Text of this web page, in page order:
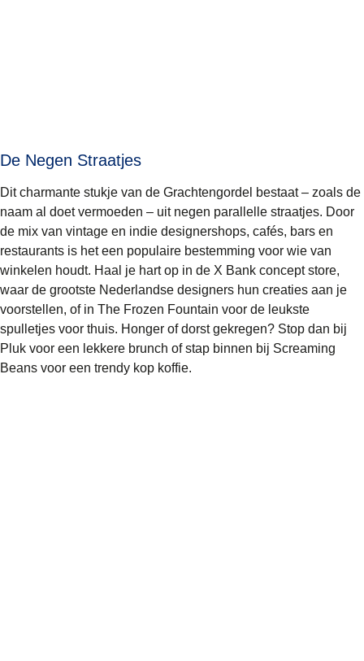
De Negen Straatjes
Dit charmante stukje van de Grachtengordel bestaat – zoals de
naam al doet vermoeden – uit negen parallelle straatjes. Door
de mix van vintage en indie designershops, cafés, bars en
restaurants is het een populaire bestemming voor wie van
winkelen houdt. Haal je hart op in de X Bank concept store,
waar de grootste Nederlandse designers hun creaties aan je
voorstellen, of in The Frozen Fountain voor de leukste
spulletjes voor thuis. Honger of dorst gekregen? Stop dan bij
Pluk voor een lekkere brunch of stap binnen bij Screaming
Beans voor een trendy kop koffie.